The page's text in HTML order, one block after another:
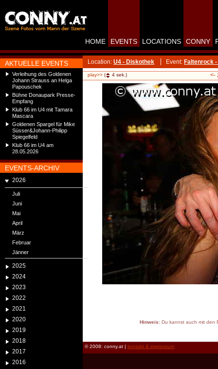
AKTUELLE EVENTS
Verleihung des Goldenen
Johann Strauss an Helga
Papouschek
Bühne Donaupark Presse-
Empfang
Klub 66 im U4 mit Tamara
Mascara
Goldenen Spargel für Mike
Süsser&Johann-Philipp
Spiegelfeld
Klub 66 im U4 am
28.05.2026
EVENTS-ARCHIV
2026
Juli
Juni
Mai
April
März
Februar
Jänner
2025
2024
2023
2022
2021
2020
2019
2018
2017
2016
HOME EVENTS LOCATIONS CONNY
Location: U4 - Diskothek Event: Faltenrock
play>> ( 4 sek.) <-
Hinweis:Du kannst auch mit den
© 2008: conny.at | kontakt & impressum